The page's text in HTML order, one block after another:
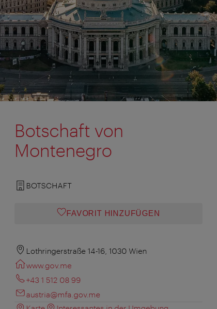
Botschaft von
Montenegro
BOTSCHAFT
FAVORIT HINZUFÜGEN
Lothringerstraße 14-16, 1030 Wien
www.gov.me
+43 1 512 08 99
austria@mfa.gov.me